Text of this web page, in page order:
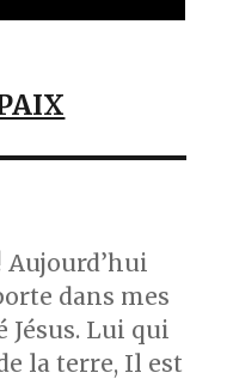
Aujourd’hui
dans mes
Jésus. Lui qui
la terre, Il est